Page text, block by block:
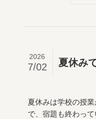
夏休み
2026
7/02
夏休みは学校の授
で、宿題も終わっ